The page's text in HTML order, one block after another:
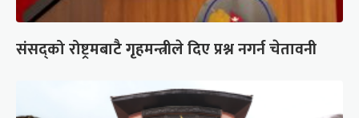
संसद्को रोष्ट्रमबाटै गृहमन्त्रीले दिए प्रश्न नगर्न चेतावनी